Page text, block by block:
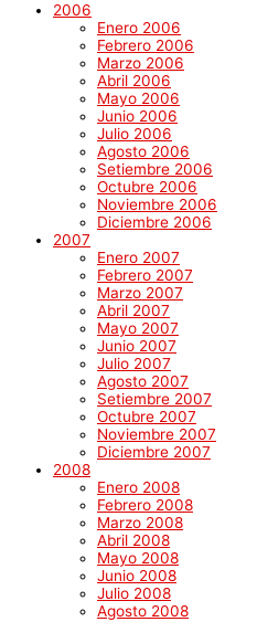
2006
Enero 2006
Febrero 2006
Marzo 2006
Abril 2006
Mayo 2006
Junio 2006
Julio 2006
Agosto 2006
Setiembre 2006
Octubre 2006
Noviembre 2006
Diciembre 2006
2007
Enero 2007
Febrero 2007
Marzo 2007
Abril 2007
Mayo 2007
Junio 2007
Julio 2007
Agosto 2007
Setiembre 2007
Octubre 2007
Noviembre 2007
Diciembre 2007
2008
Enero 2008
Febrero 2008
Marzo 2008
Abril 2008
Mayo 2008
Junio 2008
Julio 2008
Agosto 2008